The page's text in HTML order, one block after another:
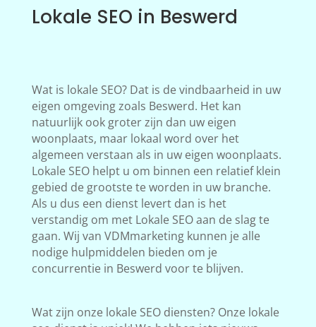
Lokale SEO in Beswerd
Wat is lokale SEO? Dat is de vindbaarheid in uw
eigen omgeving zoals Beswerd. Het kan
natuurlijk ook groter zijn dan uw eigen
woonplaats, maar lokaal word over het
algemeen verstaan als in uw eigen woonplaats.
Lokale SEO helpt u om binnen een relatief klein
gebied de grootste te worden in uw branche.
Als u dus een dienst levert dan is het
verstandig om met Lokale SEO aan de slag te
gaan. Wij van VDMmarketing kunnen je alle
nodige hulpmiddelen bieden om je
concurrentie in Beswerd voor te blijven.
Wat zijn onze lokale SEO diensten? Onze lokale